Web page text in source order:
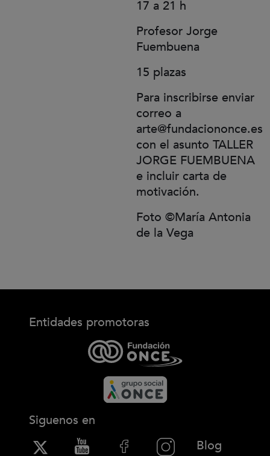
17 a 21 h
Profesor Jorge
Fuembuena
15 plazas
Para inscribirse enviar
correo a
arte@fundaciononce.es
con el asunto TALLER
JORGE FUEMBUENA
e incluir carta de
motivación.
Foto ©María Antonia
de la Vega
Entidades promotoras
Siguenos en
Blog